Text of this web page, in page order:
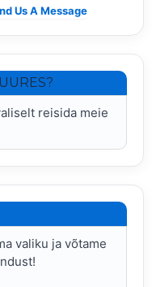
Us A Message
reisida meie
valiku ja võtame